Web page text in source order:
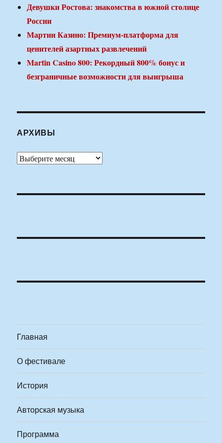
Девушки Ростова: знакомства в южной столице
России
Мартин Казино: Премиум-платформа для
ценителей азартных развлечений
Martin Casino 800: Рекордный 800% бонус и
безграничные возможности для выигрыша
АРХИВЫ
Архивы
Главная
О фестивале
История
Авторская музыка
Программа